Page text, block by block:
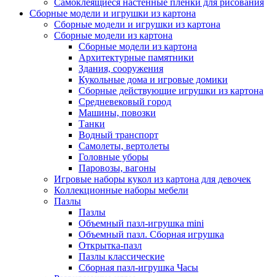
Самоклеящиеся настенные пленки для рисования
Сборные модели и игрушки из картона
Сборные модели и игрушки из картона
Сборные модели из картона
Сборные модели из картона
Архитектурные памятники
Здания, сооружения
Кукольные дома и игровые домики
Сборные действующие игрушки из картона
Средневековый город
Машины, повозки
Танки
Водный транспорт
Самолеты, вертолеты
Головные уборы
Паровозы, вагоны
Игровые наборы кукол из картона для девочек
Коллекционные наборы мебели
Пазлы
Пазлы
Объемный пазл-игрушка mini
Объемный пазл. Сборная игрушка
Открытка-пазл
Пазлы классические
Сборная пазл-игрушка Часы